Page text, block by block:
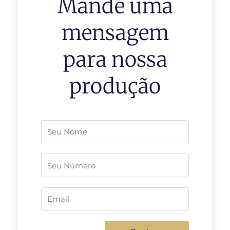
Mande uma
mensagem
para nossa
produção